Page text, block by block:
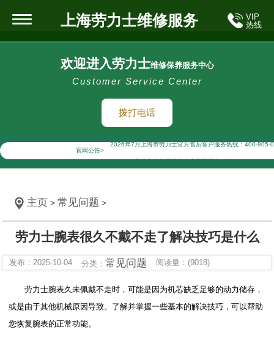
上海劳力士维修服务
VIP
热线
欢迎进入劳力士维修保养服务中心
Customer Service Center
拨打电话
官网公告>
2026年7月劳力士上海市售后服务网络优化升级公告
2026年7月上海市劳力士官方售后客户服务热线：400-805-
2026年7月劳力士售后服务中心最新网点地址：
上海市徐汇区虹桥路3号港汇中心2座37层3705室劳力士售
主页 >常见问题 >
劳力士腕表很久不戴不走了解决技巧是什么
发布：2025-10-04 分类：常见问题 阅读量：(9018)
劳力士腕表久未佩戴不走时，可能是因为机芯缺乏足够的动力储存，
或是由于其他机械原因导致。了解并掌握一些基本的解决技巧，可以帮助
您恢复腕表的正常功能。